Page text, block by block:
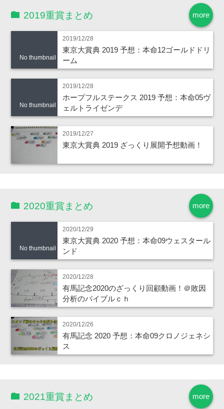
more
2019重賞まとめ
No thumbnail
2019/12/28
東京大賞典 2019 予想：本命12ゴールドドリ
ーム
No thumbnail
2019/12/28
ホープフルステークス 2019 予想：本命05ヴ
ェルトライゼンデ
2019/12/27
東京大賞典 2019 ざっくり展開予想動画！
more
2020重賞まとめ
No thumbnail
2020/12/29
東京大賞典 2020 予想：本命09ウェスタール
ンド
2020/12/28
有馬記念2020のざっくり回顧動画！＠敗因
分析のバイブルｃｈ
2020/12/26
有馬記念 2020 予想：本命09クロノジェネシ
ス
more
2021重賞まとめ